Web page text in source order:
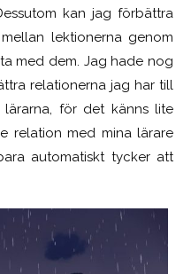
kan jag förbättra
lektionerna genom
med dem. Jag hade nog
relationerna jag har till
för det känns lite
relation med mina lärare
automatiskt tycker att